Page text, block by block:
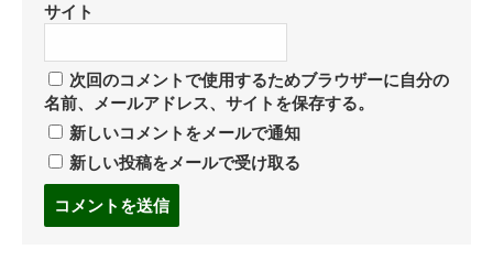
サイト
次回のコメントで使用するためブラウザーに自分の
名前、メールアドレス、サイトを保存する。
新しいコメントをメールで通知
新しい投稿をメールで受け取る